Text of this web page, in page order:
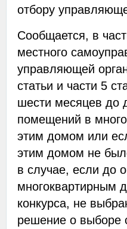
отбору
Сообщается, в
местного
управляющей
статьи и части 5
шести месяцев до
помещений в
этим домом или
этим домом не
в случае, если до
многоквартирным
конкурса, не
решение о выборе